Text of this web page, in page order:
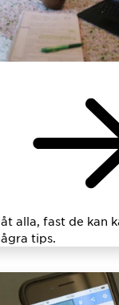
alla, fast de kan
tips.